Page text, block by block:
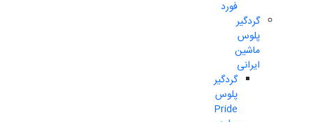
فورد
گردگیر
پلوس
ماشین
ایرانی
گردگیر
پلوس
Pride